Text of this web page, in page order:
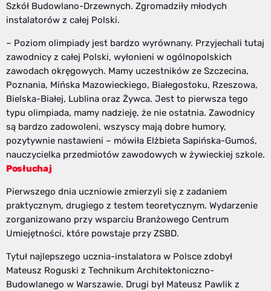
Szkół Budowlano-Drzewnych. Zgromadziły młodych
instalatorów z całej Polski.
– Poziom olimpiady jest bardzo wyrównany. Przyjechali tutaj
zawodnicy z całej Polski, wyłonieni w ogólnopolskich
zawodach okręgowych. Mamy uczestników ze Szczecina,
Poznania, Mińska Mazowieckiego, Białegostoku, Rzeszowa,
Bielska-Białej, Lublina oraz Żywca. Jest to pierwsza tego
typu olimpiada, mamy nadzieję, że nie ostatnia. Zawodnicy
są bardzo zadowoleni, wszyscy mają dobre humory,
pozytywnie nastawieni – mówiła Elżbieta Sapińska-Gumoś,
nauczycielka przedmiotów zawodowych w żywieckiej szkole.
Posłuchaj
Pierwszego dnia uczniowie zmierzyli się z zadaniem
praktycznym, drugiego z testem teoretycznym. Wydarzenie
zorganizowano przy wsparciu Branżowego Centrum
Umiejętności, które powstaje przy ZSBD.
Tytuł najlepszego ucznia-instalatora w Polsce zdobył
Mateusz Roguski z Technikum Architektoniczno-
Budowlanego w Warszawie. Drugi był Mateusz Pawlik z